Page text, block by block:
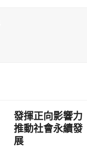
發揮正向影響力
推動社會永續發
展